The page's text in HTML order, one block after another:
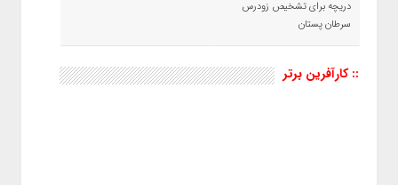
دریچه برای تشخیص زودرس
سرطان پستان
:: کارآفرین برتر